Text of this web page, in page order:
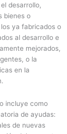
desarrollo,
bienes o
ya fabricados o
al desarrollo e
mejorados,
o la
en la
incluye como
de ayudas:
de nuevas